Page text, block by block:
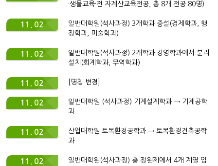
·생물교육·전 자계산교육전공, 총 8개 전공 80명)
11. 02
일반대학원(석사과정) 3개학과 증설(경제학과, 행
정학과, 미술학과)
11. 02
일반대학원(석사과정) 2개학과 경영학과에서 분리
설치(회계학과, 무역학과)
11. 02 [명칭 변경]
11. 02
일반대학원 (석사과정) 기계설계학과 → 기계공학
과
11. 02
산업대학원 토목환경공학과 → 토목환경건축공학
과
11. 02
일반대학원(석사과정) 총 정원제에서 4개 계열 입